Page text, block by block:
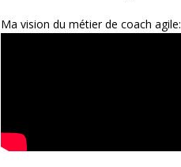
Ma vision du métier de coach agile: